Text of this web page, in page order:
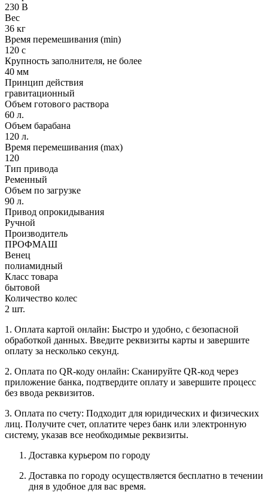
230 В
Вес
36 кг
Время перемешивания (min)
120 с
Крупность заполнителя, не более
40 мм
Принцип действия
гравитационный
Объем готового раствора
60 л.
Объем барабана
120 л.
Время перемешивания (max)
120
Тип привода
Ременный
Объем по загрузке
90 л.
Привод опрокидывания
Ручной
Производитель
ПРОФМАШ
Венец
полиамидный
Класс товара
бытовой
Количество колес
2 шт.
1. Оплата картой онлайн: Быстро и удобно, с безопасной
обработкой данных. Введите реквизиты карты и завершите
оплату за несколько секунд.
2. Оплата по QR-коду онлайн: Сканируйте QR-код через
приложение банка, подтвердите оплату и завершите процесс
без ввода реквизитов.
3. Оплата по счету: Подходит для юридических и физических
лиц. Получите счет, оплатите через банк или электронную
систему, указав все необходимые реквизиты.
Доставка курьером по городу
Доставка по городу осуществляется бесплатно в течении
дня в удобное для вас время.